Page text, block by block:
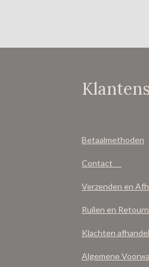
Betaalmethoden
Contact
Verzenden en
Ruilen en
Klachten
Algemene